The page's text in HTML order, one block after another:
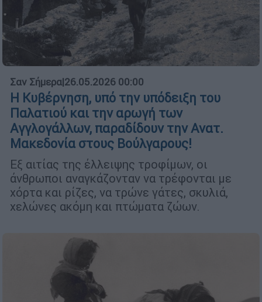
Σαν Σήμερα|26.05.2026 00:00
Η Κυβέρνηση, υπό την υπόδειξη του
Παλατιού και την αρωγή των
Αγγλογάλλων, παραδίδουν την Ανατ.
Μακεδονία στους Βούλγαρους!
Εξ αιτίας της έλλειψης τροφίμων, οι
άνθρωποι αναγκάζονταν να τρέφονται με
χόρτα και ρίζες, να τρώνε γάτες, σκυλιά,
χελώνες ακόμη και πτώματα ζώων.